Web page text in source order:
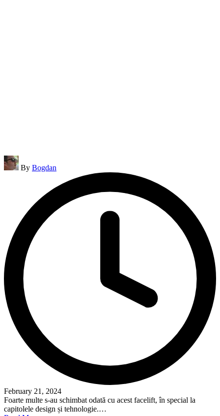
Posted
by
By Bogdan
February 21, 2024
Foarte multe s-au schimbat odată cu acest facelift, în special la
capitolele design și tehnologie.…